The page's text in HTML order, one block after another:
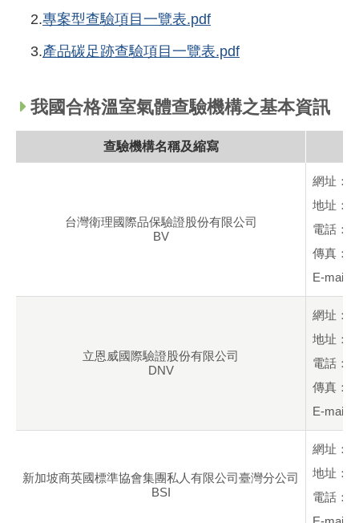
2.專案型查驗項目一覽表.pdf
3.產品碳足跡查驗項目一覽表.pdf
我國合格溫室氣體查驗機構之基本資訊
查驗機構名稱及縮寫
台灣衛理國際品保驗證股份有限公司
BV
網址：
地址：
電話：
傳真：
E-mail：
立恩威國際驗證股份有限公司
DNV
網址：
地址：
電話：
傳真：
E-mail：
新加坡商英國標準協會集團私人有限公司臺灣分公司
BSI
網址：
地址：
電話：